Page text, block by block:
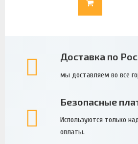
Доставка по
мы доставляем во все
Безопасные
Используются только
оплаты.